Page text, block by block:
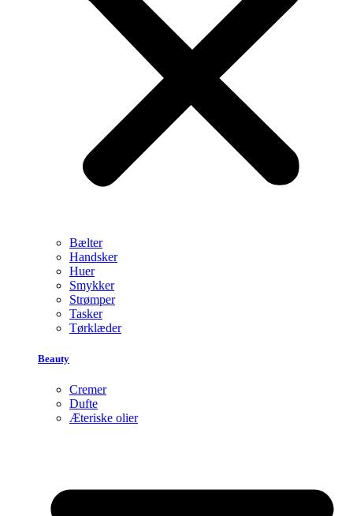
Bælter
Handsker
Huer
Smykker
Strømper
Tasker
Tørklæder
Beauty
Cremer
Dufte
Æteriske olier